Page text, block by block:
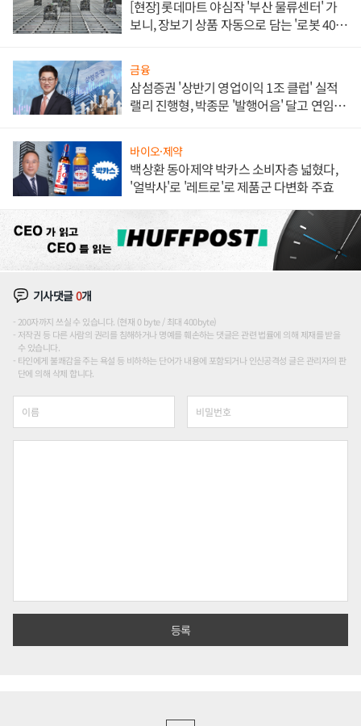
[현장] 롯데마트 야심작 '부산 물류센터' 가
보니, 장보기 상품 자동으로 담는 '로봇 400
금융
삼섬증권 '상반기 영업이익 1조 클럽' 실적
랠리 진행형, 박종문 '발행어음' 달고 연임 향
바이오·제약
백상환 동아제약 박카스 소비자층 넓혔다,
'얼박사'로 '레트로'로 제품군 다변화 주효
기사댓글0개
200자까지 쓰실 수 있습니다. (현재 0 byte / 최대 400byte)
저작권 등 다른 사람의 권리를 침해하거나 명예를 훼손하는 댓글은 관련 법률에 의해 제재를 받을
수 있습니다.
타인에게 불쾌감을 주는 욕설 등 비하하는 단어가 내용에 포함되거나 인신공격성 글은 관리자의 판
단에 의해 삭제 합니다.